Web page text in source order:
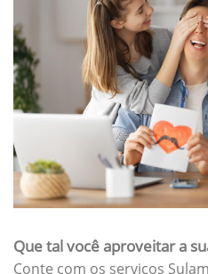
Que tal você aproveitar a
Conte com os serviços